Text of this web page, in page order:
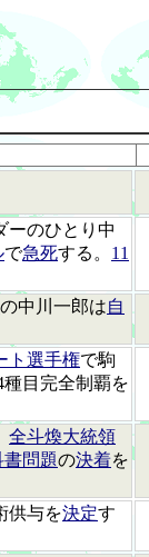
ーのひとり中
で急死する。 11
の中川一郎は自
ト選手権で駒
種目完全制覇を
全斗煥大統領
書問題の決着を
供与を決定す